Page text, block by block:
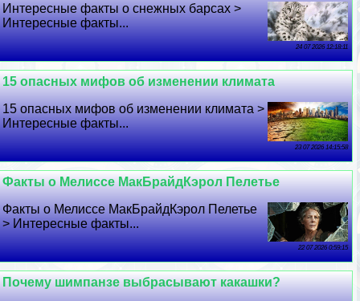
Интересные факты о снежных барсах >
Интересные факты...
24 07 2026 12:18:11
15 опасных мифов об изменении климата
15 опасных мифов об изменении климата >
Интересные факты...
23 07 2026 14:15:58
Факты о Мелиссе МакБрайдКэрол Пелетье
Факты о Мелиссе МакБрайдКэрол Пелетье
> Интересные факты...
22 07 2026 0:59:15
Почему шимпанзе выбрасывают какашки?